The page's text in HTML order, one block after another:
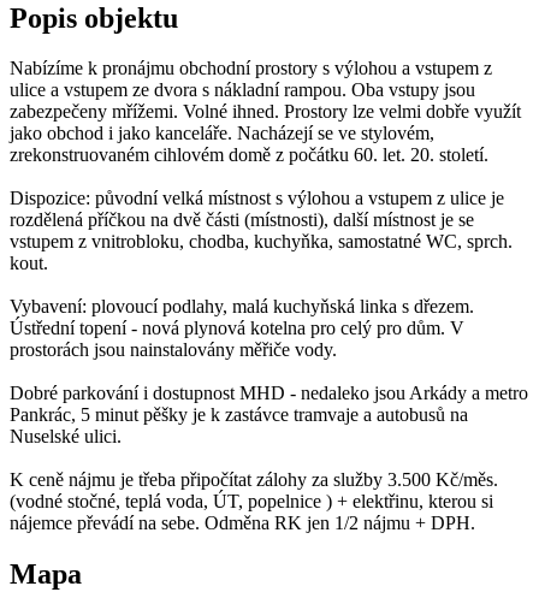
Popis objektu
Nabízíme k pronájmu obchodní prostory s výlohou a vstupem z
ulice a vstupem ze dvora s nákladní rampou. Oba vstupy jsou
zabezpečeny mřížemi. Volné ihned. Prostory lze velmi dobře využít
jako obchod i jako kanceláře. Nacházejí se ve stylovém,
zrekonstruovaném cihlovém domě z počátku 60. let. 20. století.
Dispozice: původní velká místnost s výlohou a vstupem z ulice je
rozdělená příčkou na dvě části (místnosti), další místnost je se
vstupem z vnitrobloku, chodba, kuchyňka, samostatné WC, sprch.
kout.
Vybavení: plovoucí podlahy, malá kuchyňská linka s dřezem.
Ústřední topení - nová plynová kotelna pro celý pro dům. V
prostorách jsou nainstalovány měřiče vody.
Dobré parkování i dostupnost MHD - nedaleko jsou Arkády a metro
Pankrác, 5 minut pěšky je k zastávce tramvaje a autobusů na
Nuselské ulici.
K ceně nájmu je třeba připočítat zálohy za služby 3.500 Kč/měs.
(vodné stočné, teplá voda, ÚT, popelnice ) + elektřinu, kterou si
nájemce převádí na sebe. Odměna RK jen 1/2 nájmu + DPH.
Mapa